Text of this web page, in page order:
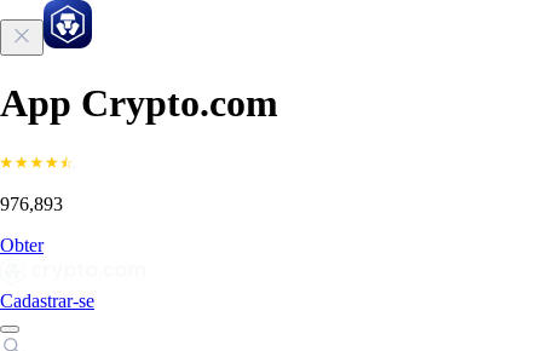
App Crypto.com
976,893
Obter
Cadastrar-se